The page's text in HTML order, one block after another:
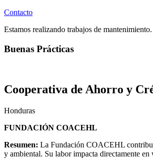
Contacto
Estamos realizando trabajos de
Buenas Prácticas
Cooperativa de Ahorro y
Honduras
FUNDACIÓN COACEHL
Resumen: La Fundación COACEHL
y ambiental. Su labor impacta directamente